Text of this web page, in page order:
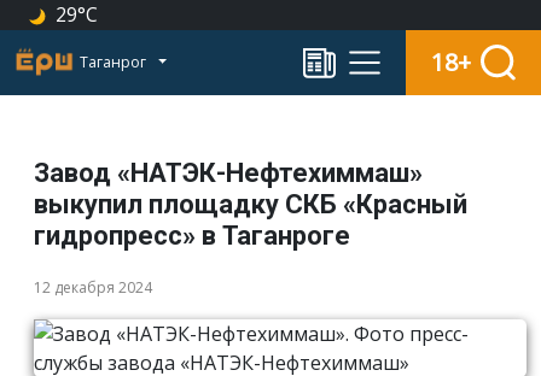
29°C
Таганрог 18+
Завод «НАТЭК-Нефтехиммаш»
выкупил площадку СКБ «Красный
гидропресс» в Таганроге
12 декабря 2024